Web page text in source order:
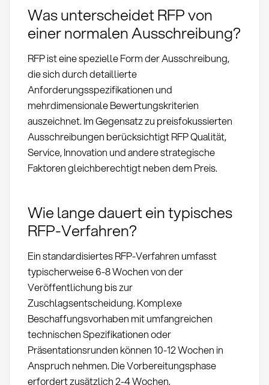
Was unterscheidet RFP von
einer normalen Ausschreibung?
RFP ist eine spezielle Form der Ausschreibung,
die sich durch detaillierte
Anforderungsspezifikationen und
mehrdimensionale Bewertungskriterien
auszeichnet. Im Gegensatz zu preisfokussierten
Ausschreibungen berücksichtigt RFP Qualität,
Service, Innovation und andere strategische
Faktoren gleichberechtigt neben dem Preis.
Wie lange dauert ein typisches
RFP-Verfahren?
Ein standardisiertes RFP-Verfahren umfasst
typischerweise 6-8 Wochen von der
Veröffentlichung bis zur
Zuschlagsentscheidung. Komplexe
Beschaffungsvorhaben mit umfangreichen
technischen Spezifikationen oder
Präsentationsrunden können 10-12 Wochen in
Anspruch nehmen. Die Vorbereitungsphase
erfordert zusätzlich 2-4 Wochen.